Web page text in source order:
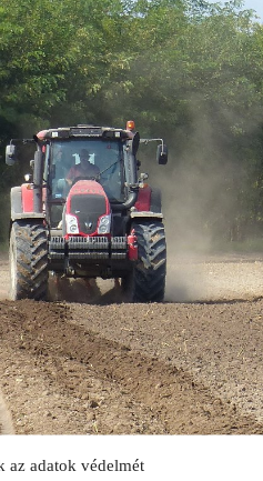
az adatok védelmét
KERTITOX
MANDALS
SLURRYKAT
TURQUAGRO
ZAFFRANI